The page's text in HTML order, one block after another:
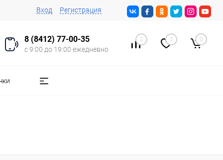
Вход Регистрация
8 (8412) 77-00-35
с 9:00 до 19:00 ежедневно
0 0 0